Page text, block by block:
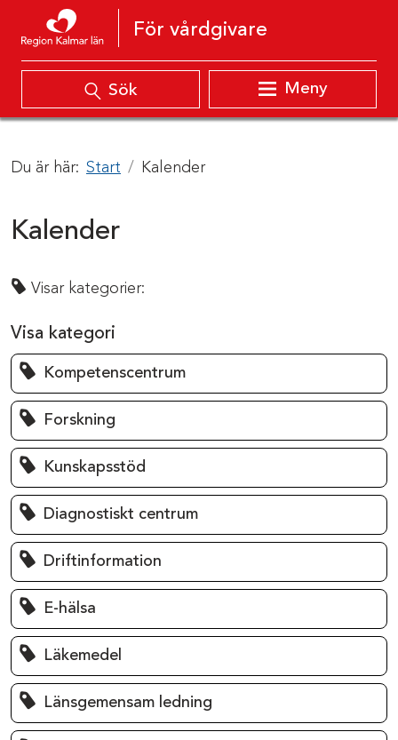
Hoppa till innehåll
För vårdgivare
Sök Meny
Du är här: Start Kalender
Kalender
Visar kategorier:
Visa kategori
Kompetenscentrum
Forskning
Kunskapsstöd
Diagnostiskt centrum
Driftinformation
E-hälsa
Läkemedel
Länsgemensam ledning